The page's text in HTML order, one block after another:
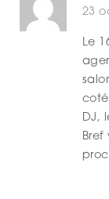
23
Le
DJ,